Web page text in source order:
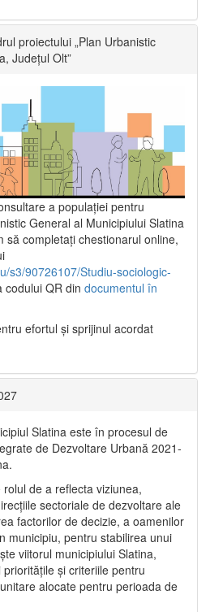
proiectului „Plan Urbanistic
Județul Olt”
a populaţiei pentru
General al Municipiului Slatina
să completați chestionarul online,
s3/90726107/Studiu-sociologic-
codului QR din documentul în
efortul şi sprijinul acordat
Slatina este în procesul de
de Dezvoltare Urbană 2021‐
de a reflecta viziunea,
sectoriale de dezvoltare ale
factorilor de decizie, a oamenilor
municipiu, pentru stabilirea unui
viitorul municipiului Slatina,
și criteriile pentru
alocate pentru perioada de